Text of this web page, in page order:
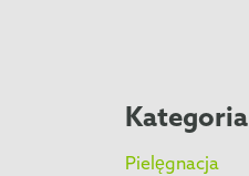
Kategoria
Pielęgnacja